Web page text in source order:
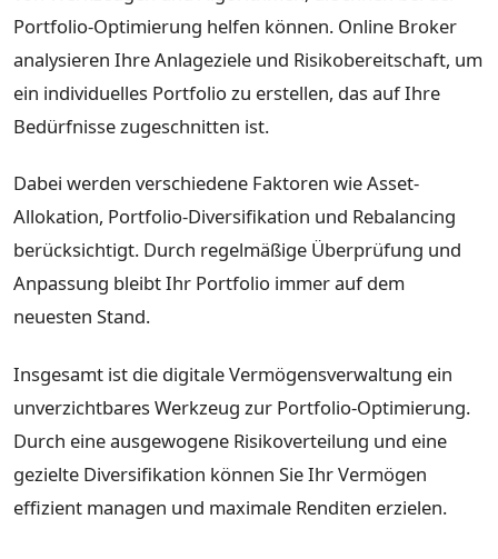
Portfolio-Optimierung helfen können. Online Broker
analysieren Ihre Anlageziele und Risikobereitschaft, um
ein individuelles Portfolio zu erstellen, das auf Ihre
Bedürfnisse zugeschnitten ist.
Dabei werden verschiedene Faktoren wie Asset-
Allokation, Portfolio-Diversifikation und Rebalancing
berücksichtigt. Durch regelmäßige Überprüfung und
Anpassung bleibt Ihr Portfolio immer auf dem
neuesten Stand.
Insgesamt ist die digitale Vermögensverwaltung ein
unverzichtbares Werkzeug zur Portfolio-Optimierung.
Durch eine ausgewogene Risikoverteilung und eine
gezielte Diversifikation können Sie Ihr Vermögen
effizient managen und maximale Renditen erzielen.